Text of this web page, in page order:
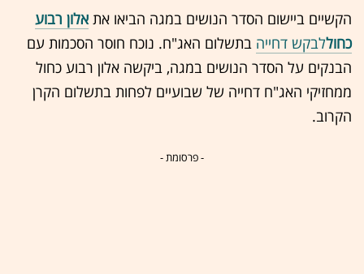
הקשיים ביישום הסדר הנושים במגה הביאו את אלון רבוע
כחוללבקש דחייה בתשלום האג"ח. נוכח חוסר הסכמות עם
הבנקים על הסדר הנושים במגה, ביקשה אלון רבוע כחול
ממחזיקי האג"ח דחייה של שבועיים לפחות בתשלום הקרן
הקרוב.
- פרסומת -